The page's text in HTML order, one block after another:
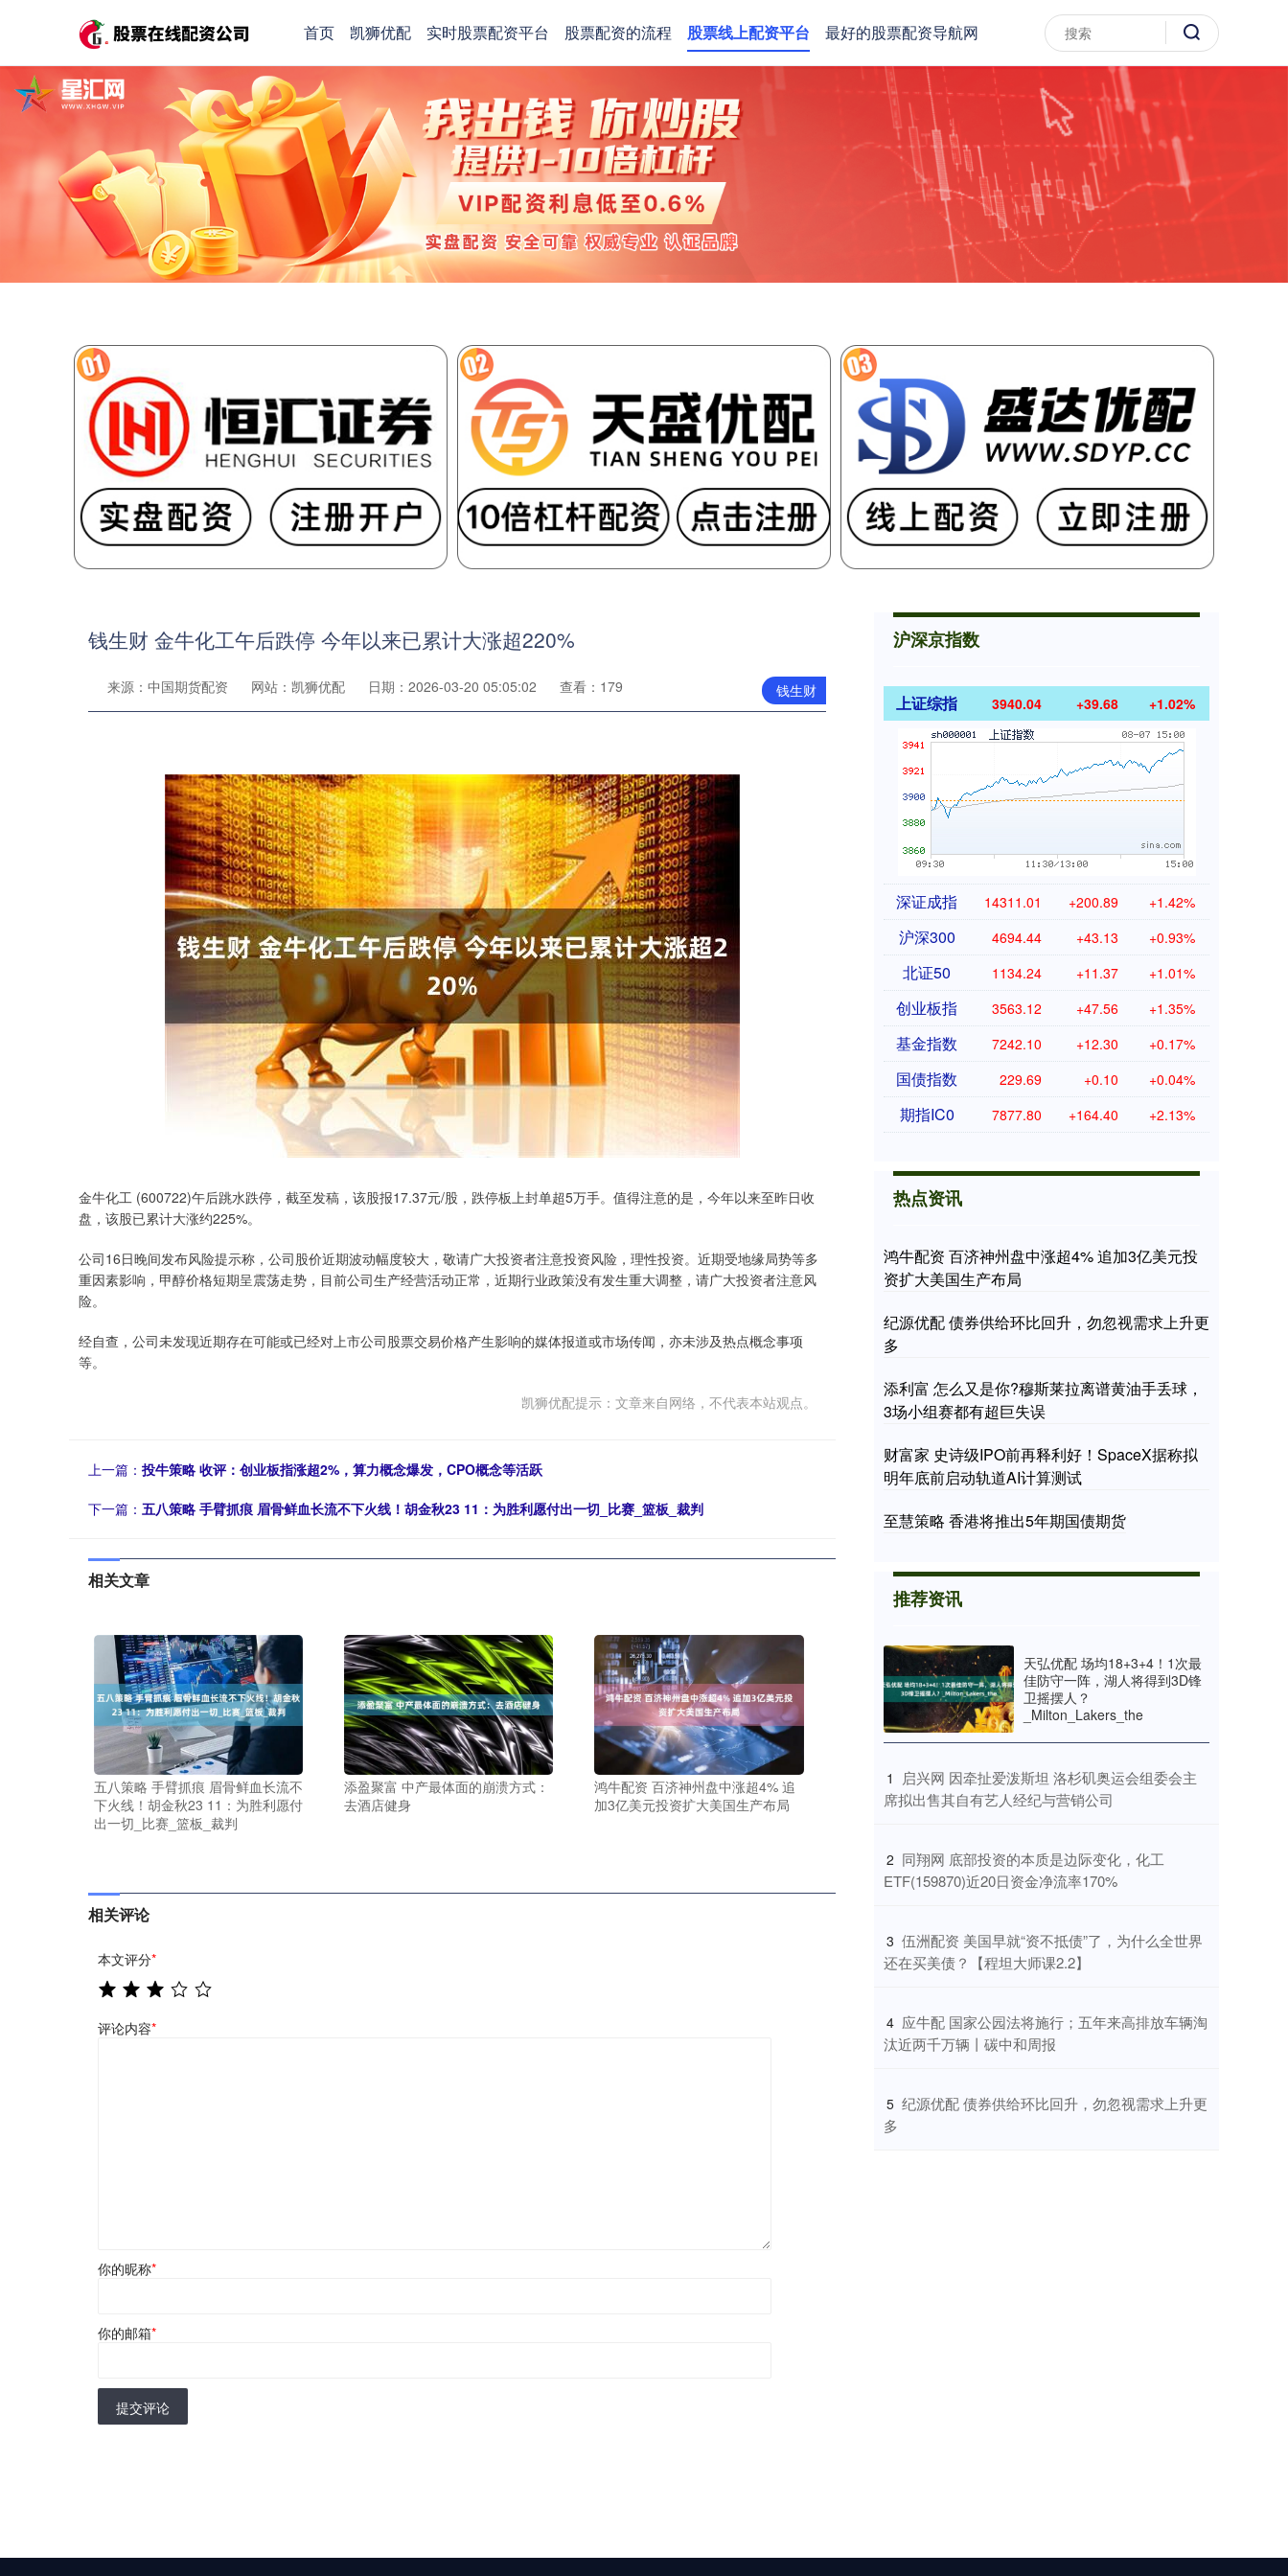
首页 凯狮优配 实时股票配资平台 股票配资的流程 股票线上配资平台 最好的股票配资导航网
钱生财 金牛化工午后跌停 今年以来已累计大涨超220%
钱生财
来源：中国期货配资 网站：凯狮优配 日期：2026-03-20 05:05:02 查看：179
金牛化工 (600722)午后跳水跌停，截至发稿，该股报17.37元/股，跌停板上封单超5万手。值得注意的是，今年以来至昨日收
盘，该股已累计大涨约225%。
公司16日晚间发布风险提示称，公司股价近期波动幅度较大，敬请广大投资者注意投资风险，理性投资。近期受地缘局势等多
重因素影响，甲醇价格短期呈震荡走势，目前公司生产经营活动正常，近期行业政策没有发生重大调整，请广大投资者注意风
险。
经自查，公司未发现近期存在可能或已经对上市公司股票交易价格产生影响的媒体报道或市场传闻，亦未涉及热点概念事项
等。
凯狮优配提示：文章来自网络，不代表本站观点。
上一篇： 投牛策略 收评：创业板指涨超2%，算力概念爆发，CPO概念等活跃
下一篇： 五八策略 手臂抓痕 眉骨鲜血长流不下火线！胡金秋23 11：为胜利愿付出一切_比赛_篮板_裁判
相关文章
五八策略 手臂抓痕 眉骨鲜血长流不
下火线！胡金秋23 11：为胜利愿付
出一切_比赛_篮板_裁判
添盈聚富 中产最体面的崩溃方式：
去酒店健身
鸿牛配资 百济神州盘中涨超4% 追
加3亿美元投资扩大美国生产布局
相关评论
本文评分*
评论内容*
你的昵称*
你的邮箱*
提交评论
沪深京指数
上证综指 3940.04 +39.68 +1.02%
深证成指 14311.01 +200.89 +1.42%
沪深300 4694.44 +43.13 +0.93%
北证50 1134.24 +11.37 +1.01%
创业板指 3563.12 +47.56 +1.35%
基金指数 7242.10 +12.30 +0.17%
国债指数 229.69 +0.10 +0.04%
期指IC0 7877.80 +164.40 +2.13%
热点资讯
鸿牛配资 百济神州盘中涨超4% 追加3亿美元投
资扩大美国生产布局
纪源优配 债券供给环比回升，勿忽视需求上升更
多
添利富 怎么又是你?穆斯莱拉离谱黄油手丢球，
3场小组赛都有超巨失误
财富家 史诗级IPO前再释利好！SpaceX据称拟
明年底前启动轨道AI计算测试
至慧策略 香港将推出5年期国债期货
推荐资讯
天弘优配 场均18+3+4！1次最
佳防守一阵，湖人将得到3D锋
卫摇摆人？
_Milton_Lakers_the
1
​启兴网 因牵扯爱泼斯坦 洛杉矶奥运会组委会主
席拟出售其自有艺人经纪与营销公司
2 ​同翔网 底部投资的本质是边际变化，化工
ETF(159870)近20日资金净流率170%
3 ​伍洲配资 美国早就“资不抵债”了，为什么全世界
还在买美债？【程坦大师课2.2】
4 ​应牛配 国家公园法将施行；五年来高排放车辆淘
汰近两千万辆丨碳中和周报
5 ​纪源优配 债券供给环比回升，勿忽视需求上升更
多